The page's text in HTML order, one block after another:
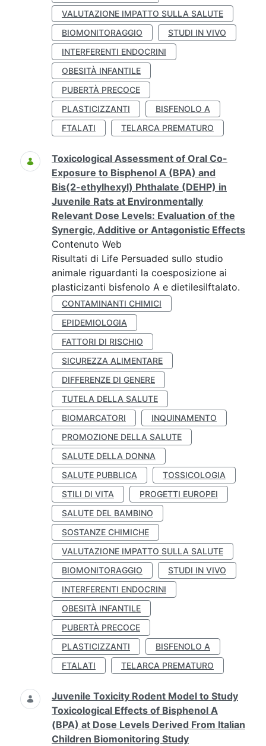
VALUTAZIONE IMPATTO SULLA SALUTE
BIOMONITORAGGIO
STUDI IN VIVO
INTERFERENTI ENDOCRINI
OBESITÀ INFANTILE
PUBERTÀ PRECOCE
PLASTICIZZANTI
BISFENOLO A
FTALATI
TELARCA PREMATURO
Toxicological Assessment of Oral Co-
Exposure to Bisphenol A (BPA) and
Bis(2-ethylhexyl) Phthalate (DEHP) in
Juvenile Rats at Environmentally
Relevant Dose Levels: Evaluation of the
Synergic, Additive or Antagonistic Effects
Contenuto Web
Risultati di Life Persuaded sullo studio
animale riguardanti la coesposizione ai
plasticizanti bisfenolo A e dietilesilftalato.
CONTAMINANTI CHIMICI
EPIDEMIOLOGIA
FATTORI DI RISCHIO
SICUREZZA ALIMENTARE
DIFFERENZE DI GENERE
TUTELA DELLA SALUTE
BIOMARCATORI
INQUINAMENTO
PROMOZIONE DELLA SALUTE
SALUTE DELLA DONNA
SALUTE PUBBLICA
TOSSICOLOGIA
STILI DI VITA
PROGETTI EUROPEI
SALUTE DEL BAMBINO
SOSTANZE CHIMICHE
VALUTAZIONE IMPATTO SULLA SALUTE
BIOMONITORAGGIO
STUDI IN VIVO
INTERFERENTI ENDOCRINI
OBESITÀ INFANTILE
PUBERTÀ PRECOCE
PLASTICIZZANTI
BISFENOLO A
FTALATI
TELARCA PREMATURO
Juvenile Toxicity Rodent Model to Study
Toxicological Effects of Bisphenol A
(BPA) at Dose Levels Derived From Italian
Children Biomonitoring Study